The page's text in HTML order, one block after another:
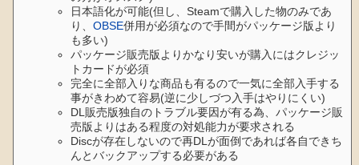
日本語化が可能(但し、Steamで購入した物のみであ
り、OBSE併用が必須なので手間がパッケージ版より
も多い)
パッケージ販売版よりかなり安いが購入にはクレジッ
トカードが必須
完全に全部入りな商品も有るので一気に全部入手する
事がきわめて容易(逆に少しづつ入手はやりにくい)
DL販売版独自のトラブル要因が有る為、パッケージ販
売版よりはある程度の対処能力が要求される
Discが存在しないので再DLが面倒であれば各自できち
んとバックアップする必要がある